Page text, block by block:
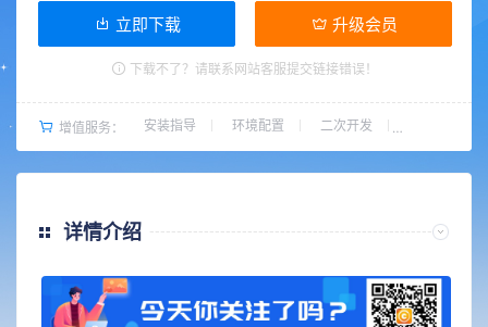
立即下载 升级会员
下载不了？请联系网站客服提交链接错误！
增值服务： 安装指导 环境配置 二次开发
详情介绍